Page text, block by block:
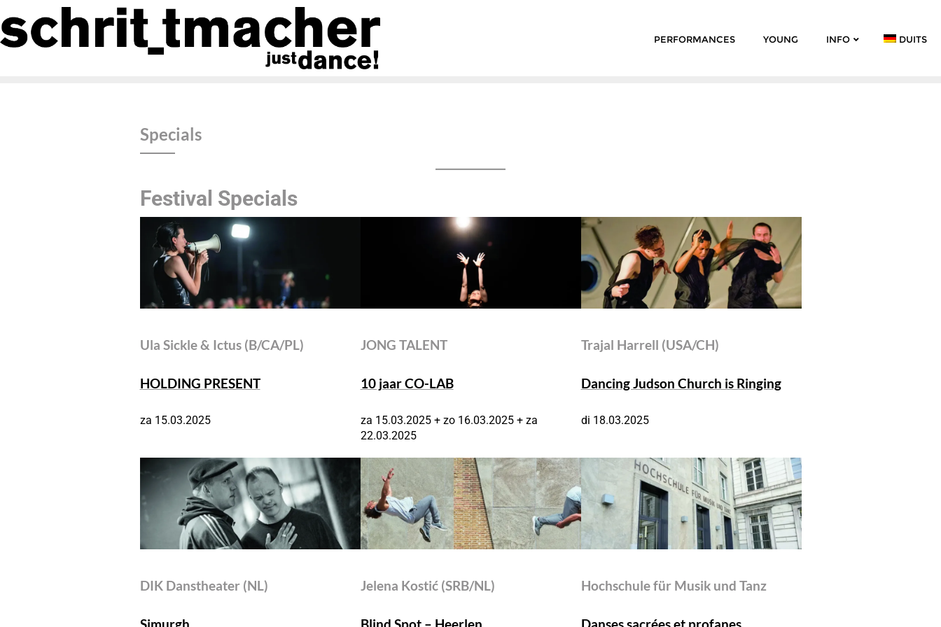
PERFORMANCES YOUNG INFO DUITS
Specials
Festival Specials
Ula Sickle & Ictus (B/CA/PL)
HOLDING PRESENT
za 15.03.2025
JONG TALENT
10 jaar CO-LAB
za 15.03.2025 + zo 16.03.2025 + za
22.03.2025
Trajal Harrell (USA/CH)
Dancing Judson Church is Ringing
di 18.03.2025
DIK Danstheater (NL) Jelena Kostić (SRB/NL) Hochschule für Musik und Tanz